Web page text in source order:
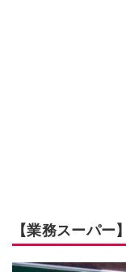
【業務スーパー